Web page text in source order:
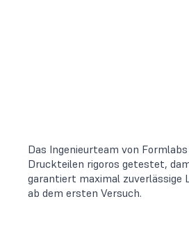
Das Ingenieurteam von
Druckteilen rigoros getestet,
garantiert maximal zuverlässige
ab dem ersten Versuch.